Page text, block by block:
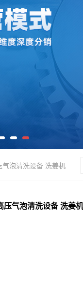
泡清洗设备 洗姜机
压气泡清洗设备 洗姜机